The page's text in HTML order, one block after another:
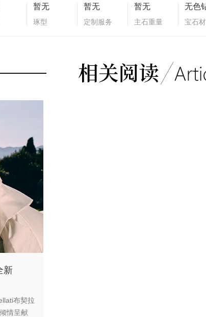
暂无
琢型
暂无
定制服务
暂无
主石重量 宝石
新
布契拉
情呈献